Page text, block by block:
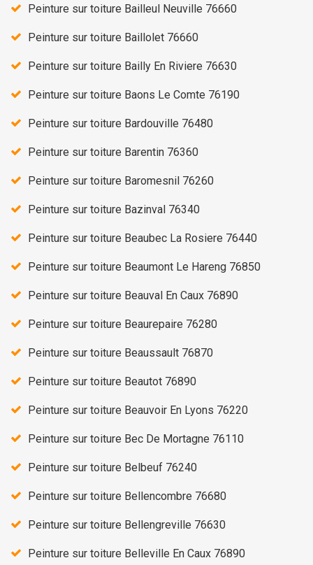
Peinture sur toiture Bailleul Neuville 76660
Peinture sur toiture Baillolet 76660
Peinture sur toiture Bailly En Riviere 76630
Peinture sur toiture Baons Le Comte 76190
Peinture sur toiture Bardouville 76480
Peinture sur toiture Barentin 76360
Peinture sur toiture Baromesnil 76260
Peinture sur toiture Bazinval 76340
Peinture sur toiture Beaubec La Rosiere 76440
Peinture sur toiture Beaumont Le Hareng 76850
Peinture sur toiture Beauval En Caux 76890
Peinture sur toiture Beaurepaire 76280
Peinture sur toiture Beaussault 76870
Peinture sur toiture Beautot 76890
Peinture sur toiture Beauvoir En Lyons 76220
Peinture sur toiture Bec De Mortagne 76110
Peinture sur toiture Belbeuf 76240
Peinture sur toiture Bellencombre 76680
Peinture sur toiture Bellengreville 76630
Peinture sur toiture Belleville En Caux 76890